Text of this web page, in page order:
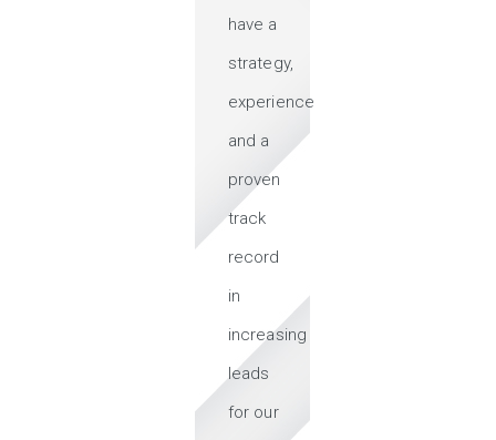
have a
strategy,
experience
and a
proven
track
record
in
increasing
leads
for our